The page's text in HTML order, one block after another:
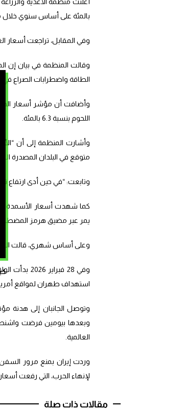
بالمئة على أساس سنوي خلال
وفي المقابل، تراجعت أسعار الغذاء بنسبة 0.2 بالمئة على أساس شهري مقارنة بأبريل
الطاقة واضطرابات الصراع في
اللحوم بنسبة 6.3 بالمئة.
وأشارت المنظمة إلى أن
متوقع في البلدان المصدرة
وتابعت: “في حين أدى ارتفاع
كما شهدت أسعار الأسمدة
يمر عبر مضيق هرمز المضطرب
وعلى أساس شهري، قالت المنظمة إن أسعار
استهداف طهران لمواقع
وبعدها بيومين فرضت واشنطن
العالمية.
وردت إيران بمنع مرور
لإنهاء الحرب، التي رفعت
مقالات ذات صلة